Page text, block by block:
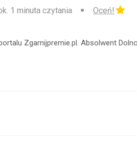
1 minuta czytania Oceń!
Zgarnijpremie.pl. Absolwent